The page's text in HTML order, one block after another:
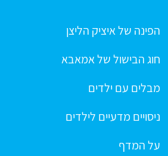
הפינה של איציק הליצן
חוג הבישול של אמאבא
מבלים עם ילדים
ניסויים מדעיים לילדים
על המדף